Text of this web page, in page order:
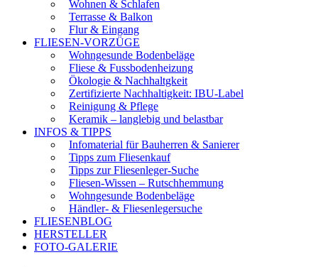
Wohnen & Schlafen
Terrasse & Balkon
Flur & Eingang
FLIESEN-VORZÜGE
Wohngesunde Bodenbeläge
Fliese & Fussbodenheizung
Ökologie & Nachhaltgkeit
Zertifizierte Nachhaltigkeit: IBU-Label
Reinigung & Pflege
Keramik – langlebig und belastbar
INFOS & TIPPS
Infomaterial für Bauherren & Sanierer
Tipps zum Fliesenkauf
Tipps zur Fliesenleger-Suche
Fliesen-Wissen – Rutschhemmung
Wohngesunde Bodenbeläge
Händler- & Fliesenlegersuche
FLIESENBLOG
HERSTELLER
FOTO-GALERIE